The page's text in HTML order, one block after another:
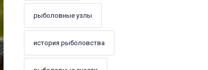
рыболовные узлы
история рыболовства